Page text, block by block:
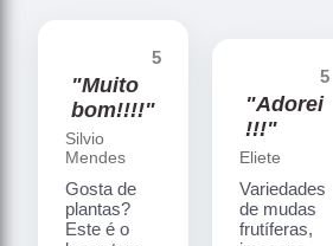
5
"Muito
bom!!!!"
Silvio
Mendes
Gosta de
plantas?
Este é o
5
"Adorei
!!!"
Eliete
Variedades
de mudas
frutíferas,